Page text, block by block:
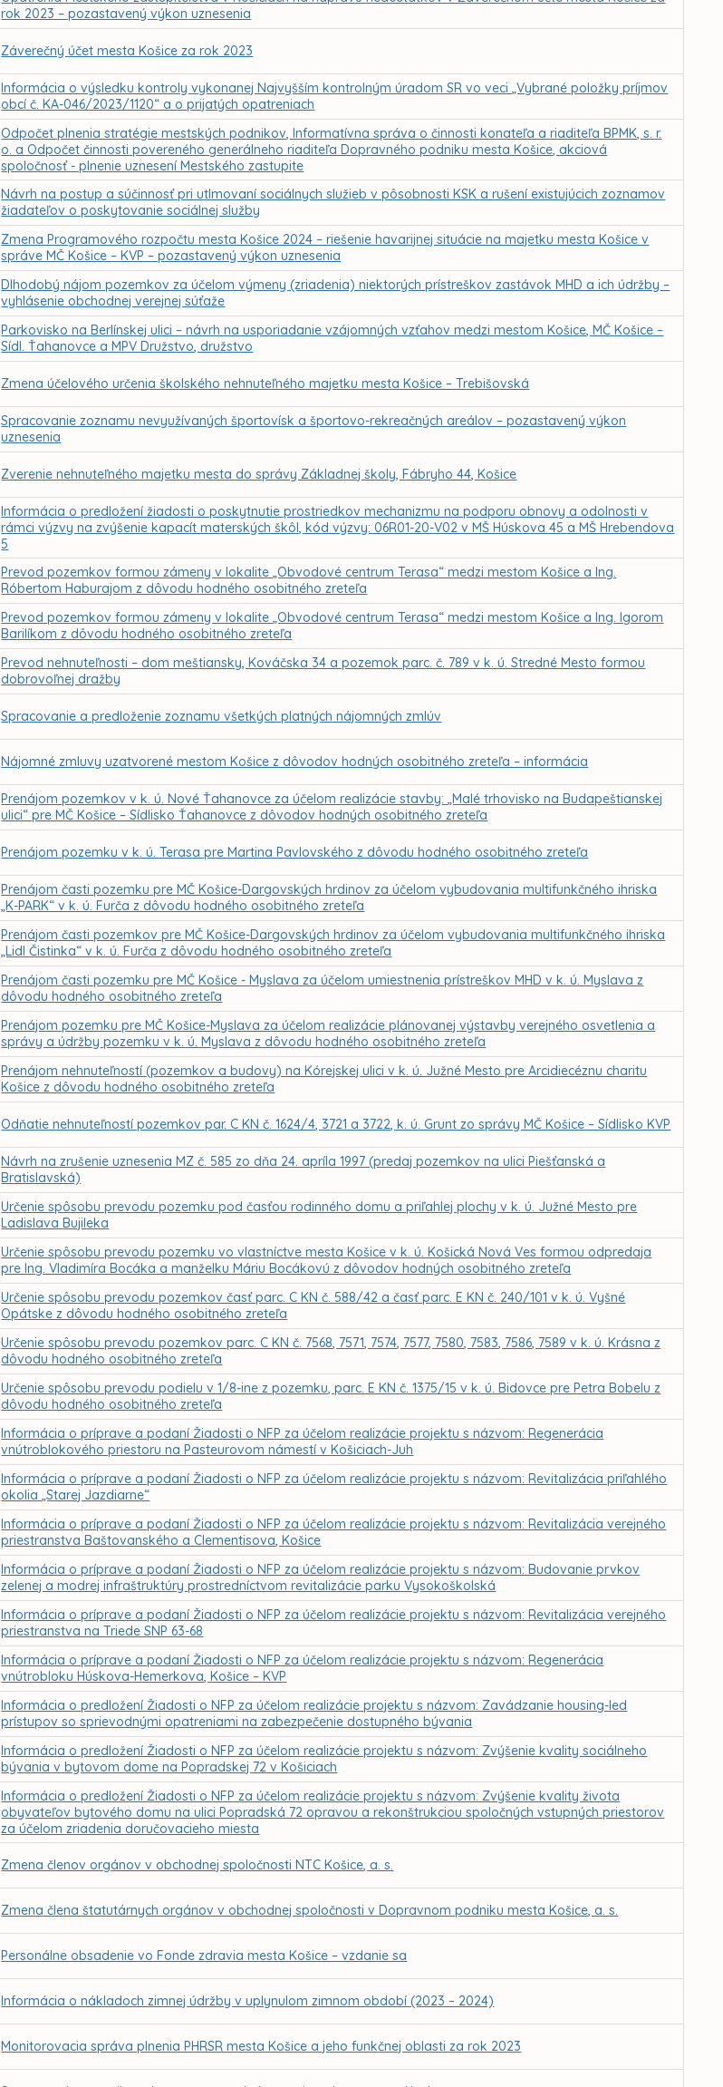
rok 2023 – pozastavený výkon uznesenia
Záverečný účet mesta Košice za rok 2023
Informácia o výsledku kontroly vykonanej Najvyšším kontrolným úradom SR vo veci „Vybrané položky príjmov
obcí č. KA-046/2023/1120“ a o prijatých opatreniach
Odpočet plnenia stratégie mestských podnikov, Informatívna správa o činnosti konateľa a riaditeľa BPMK, s. r.
o. a Odpočet činnosti povereného generálneho riaditeľa Dopravného podniku mesta Košice, akciová
spoločnosť - plnenie uznesení Mestského zastupite
Návrh na postup a súčinnosť pri utlmovaní sociálnych služieb v pôsobnosti KSK a rušení existujúcich zoznamov
žiadateľov o poskytovanie sociálnej služby
Zmena Programového rozpočtu mesta Košice 2024 – riešenie havarijnej situácie na majetku mesta Košice v
správe MČ Košice – KVP – pozastavený výkon uznesenia
Dlhodobý nájom pozemkov za účelom výmeny (zriadenia) niektorých prístreškov zastávok MHD a ich údržby –
vyhlásenie obchodnej verejnej súťaže
Parkovisko na Berlínskej ulici – návrh na usporiadanie vzájomných vzťahov medzi mestom Košice, MČ Košice –
Sídl. Ťahanovce a MPV Družstvo, družstvo
Zmena účelového určenia školského nehnuteľného majetku mesta Košice – Trebišovská
Spracovanie zoznamu nevyužívaných športovísk a športovo-rekreačných areálov – pozastavený výkon
uznesenia
Zverenie nehnuteľného majetku mesta do správy Základnej školy, Fábryho 44, Košice
Informácia o predložení žiadosti o poskytnutie prostriedkov mechanizmu na podporu obnovy a odolnosti v
rámci výzvy na zvýšenie kapacít materských škôl, kód výzvy: 06R01-20-V02 v MŠ Húskova 45 a MŠ Hrebendova
5
Prevod pozemkov formou zámeny v lokalite „Obvodové centrum Terasa“ medzi mestom Košice a Ing.
Róbertom Haburajom z dôvodu hodného osobitného zreteľa
Prevod pozemkov formou zámeny v lokalite „Obvodové centrum Terasa“ medzi mestom Košice a Ing. Igorom
Barilíkom z dôvodu hodného osobitného zreteľa
Prevod nehnuteľnosti – dom meštiansky, Kováčska 34 a pozemok parc. č. 789 v k. ú. Stredné Mesto formou
dobrovoľnej dražby
Spracovanie a predloženie zoznamu všetkých platných nájomných zmlúv
Nájomné zmluvy uzatvorené mestom Košice z dôvodov hodných osobitného zreteľa – informácia
Prenájom pozemkov v k. ú. Nové Ťahanovce za účelom realizácie stavby: „Malé trhovisko na Budapeštianskej
ulici“ pre MČ Košice – Sídlisko Ťahanovce z dôvodov hodných osobitného zreteľa
Prenájom pozemku v k. ú. Terasa pre Martina Pavlovského z dôvodu hodného osobitného zreteľa
Prenájom časti pozemku pre MČ Košice-Dargovských hrdinov za účelom vybudovania multifunkčného ihriska
„K-PARK“ v k. ú. Furča z dôvodu hodného osobitného zreteľa
Prenájom časti pozemkov pre MČ Košice-Dargovských hrdinov za účelom vybudovania multifunkčného ihriska
„Lidl Čistinka“ v k. ú. Furča z dôvodu hodného osobitného zreteľa
Prenájom časti pozemku pre MČ Košice - Myslava za účelom umiestnenia prístreškov MHD v k. ú. Myslava z
dôvodu hodného osobitného zreteľa
Prenájom pozemku pre MČ Košice-Myslava za účelom realizácie plánovanej výstavby verejného osvetlenia a
správy a údržby pozemku v k. ú. Myslava z dôvodu hodného osobitného zreteľa
Prenájom nehnuteľností (pozemkov a budovy) na Kórejskej ulici v k. ú. Južné Mesto pre Arcidiecéznu charitu
Košice z dôvodu hodného osobitného zreteľa
Odňatie nehnuteľností pozemkov par. C KN č. 1624/4, 3721 a 3722, k. ú. Grunt zo správy MČ Košice – Sídlisko KVP
Návrh na zrušenie uznesenia MZ č. 585 zo dňa 24. apríla 1997 (predaj pozemkov na ulici Piešťanská a
Bratislavská)
Určenie spôsobu prevodu pozemku pod časťou rodinného domu a priľahlej plochy v k. ú. Južné Mesto pre
Ladislava Bujileka
Určenie spôsobu prevodu pozemku vo vlastníctve mesta Košice v k. ú. Košická Nová Ves formou odpredaja
pre Ing. Vladimíra Bocáka a manželku Máriu Bocákovú z dôvodov hodných osobitného zreteľa
Určenie spôsobu prevodu pozemkov časť parc. C KN č. 588/42 a časť parc. E KN č. 240/101 v k. ú. Vyšné
Opátske z dôvodu hodného osobitného zreteľa
Určenie spôsobu prevodu pozemkov parc. C KN č. 7568, 7571, 7574, 7577, 7580, 7583, 7586, 7589 v k. ú. Krásna z
dôvodu hodného osobitného zreteľa
Určenie spôsobu prevodu podielu v 1/8-ine z pozemku, parc. E KN č. 1375/15 v k. ú. Bidovce pre Petra Bobelu z
dôvodu hodného osobitného zreteľa
Informácia o príprave a podaní Žiadosti o NFP za účelom realizácie projektu s názvom: Regenerácia
vnútroblokového priestoru na Pasteurovom námestí v Košiciach-Juh
Informácia o príprave a podaní Žiadosti o NFP za účelom realizácie projektu s názvom: Revitalizácia priľahlého
okolia „Starej Jazdiarne“
Informácia o príprave a podaní Žiadosti o NFP za účelom realizácie projektu s názvom: Revitalizácia verejného
priestranstva Baštovanského a Clementisova, Košice
Informácia o príprave a podaní Žiadosti o NFP za účelom realizácie projektu s názvom: Budovanie prvkov
zelenej a modrej infraštruktúry prostredníctvom revitalizácie parku Vysokoškolská
Informácia o príprave a podaní Žiadosti o NFP za účelom realizácie projektu s názvom: Revitalizácia verejného
priestranstva na Triede SNP 63-68
Informácia o príprave a podaní Žiadosti o NFP za účelom realizácie projektu s názvom: Regenerácia
vnútrobloku Húskova-Hemerkova, Košice – KVP
Informácia o predložení Žiadosti o NFP za účelom realizácie projektu s názvom: Zavádzanie housing-led
prístupov so sprievodnými opatreniami na zabezpečenie dostupného bývania
Informácia o predložení Žiadosti o NFP za účelom realizácie projektu s názvom: Zvýšenie kvality sociálneho
bývania v bytovom dome na Popradskej 72 v Košiciach
Informácia o predložení Žiadosti o NFP za účelom realizácie projektu s názvom: Zvýšenie kvality života
obyvateľov bytového domu na ulici Popradská 72 opravou a rekonštrukciou spoločných vstupných priestorov
za účelom zriadenia doručovacieho miesta
Zmena členov orgánov v obchodnej spoločnosti NTC Košice, a. s.
Zmena člena štatutárnych orgánov v obchodnej spoločnosti v Dopravnom podniku mesta Košice, a. s.
Personálne obsadenie vo Fonde zdravia mesta Košice – vzdanie sa
Informácia o nákladoch zimnej údržby v uplynulom zimnom období (2023 – 2024)
Monitorovacia správa plnenia PHRSR mesta Košice a jeho funkčnej oblasti za rok 2023